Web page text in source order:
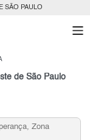
SÃO PAULO
de São Paulo
Vila Esperança para
Leste, SP